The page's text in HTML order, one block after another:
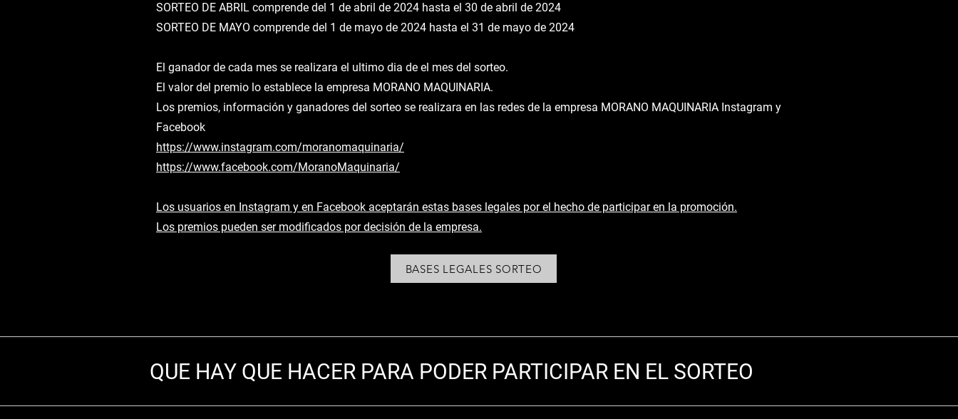
SORTEO DE ABRIL comprende del 1 de abril de 2024 hasta el 30 de abril de 2024
SORTEO DE MAYO comprende del 1 de mayo de 2024 hasta el 31 de mayo de 2024
El ganador de cada mes se realizara el ultimo dia de el mes del sorteo.
El valor del premio lo establece la empresa MORANO MAQUINARIA.
Los premios, información y ganadores del sorteo se realizara en las redes de la empresa MORANO MAQUINARIA Instagram y
Facebook
https://www.instagram.com/moranomaquinaria/
https://www.facebook.com/MoranoMaquinaria/
Los usuarios en Instagram y en Facebook aceptarán estas bases legales por el hecho de participar en la promoción.
Los premios pueden ser modificados por decisión de la empresa.
BASES LEGALES SORTEO
QUE HAY QUE HACER PARA PODER PARTICIPAR EN EL SORTEO